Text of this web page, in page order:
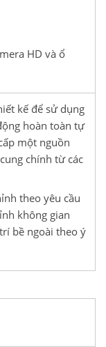
kế để sử dụng
hoàn toàn tự
một nguồn
chính từ các
theo yêu cầu
không gian
bề ngoài theo ý
HD và ổ